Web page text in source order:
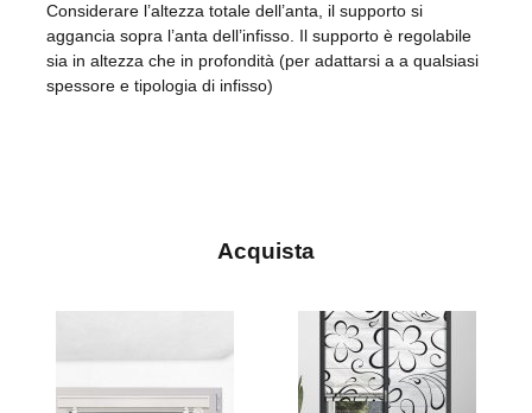
Considerare l’altezza totale dell’anta, il supporto si
aggancia sopra l’anta dell’infisso. Il supporto è regolabile
sia in altezza che in profondità (per adattarsi a a qualsiasi
spessore e tipologia di infisso)
Acquista